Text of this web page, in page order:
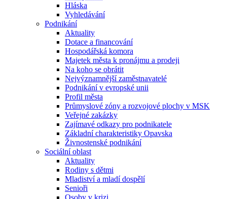
Hláska
Vyhledávání
Podnikání
Aktuality
Dotace a financování
Hospodářská komora
Majetek města k pronájmu a prodeji
Na koho se obrátit
Nejvýznamnější zaměstnavatelé
Podnikání v evropské unii
Profil města
Průmyslové zóny a rozvojové plochy v MSK
Veřejné zakázky
Zajímavé odkazy pro podnikatele
Základní charakteristiky Opavska
Živnostenské podnikání
Sociální oblast
Aktuality
Rodiny s dětmi
Mladiství a mladí dospělí
Senioři